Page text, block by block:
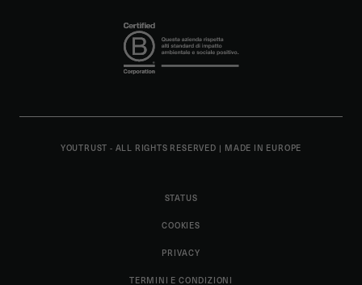
YOUTRUST - ALL RIGHTS RESERVED | MADE IN EUROPE
STATUS
COOKIES
PRIVACY
TERMINI E CONDIZIONI